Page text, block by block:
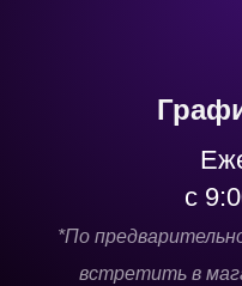
с
*По
встретить в